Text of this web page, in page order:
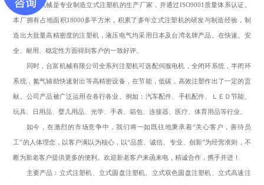
台富机械是专业制造立式注塑机的生产厂家，并通过ISO9001质量体系认证。
本厂拥有占地面积18000多平方米，积累了多年立式注塑机的研发与制造经验，制
造出大批量高精密度的注塑机，液压电气均采用日本及台湾名牌产品。在快速、安
全、耐用、稳定性方面得到客户的一致好评。
同时，台富机械有限公司全系列注塑机可选配伺服电机，全闭环系统，半闭环
系统，氮气辅助快速射出等高精密设备，在节能，低碳，高效注塑作出了一定的贡
献。公司产品被广泛运用在各行各业。例如：汽车配件、手机配件、ＬＥＤ节能、
玩具、日用品、婴儿用品、光学、手表、箱包、连接器、医疗、体育用品等行业。
如今，在激烈的市场竞争中，我们将一如既往地秉承着“关心客户，善待员
工”的人体理念，以客户满以为核心，以“品质、诚信、专业、创新”为经营准则，不
断为新老客户提供更多的便利。欢迎新老客户来函来电，精诚合作，携手并进！
主要产品： 立式注塑机 、立式圆盘注塑机、立式双色圆盘注塑机、立式高速注